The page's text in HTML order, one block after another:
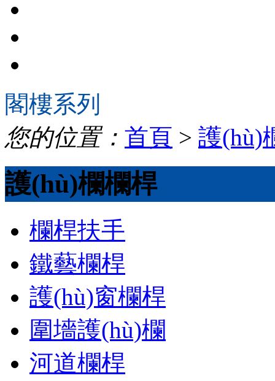
閣樓系列
您的位置： 首頁 > 護(hù)
護(hù)欄欄桿
欄桿扶手
鐵藝欄桿
護(hù)窗欄桿
圍墻護(hù)欄
河道欄桿